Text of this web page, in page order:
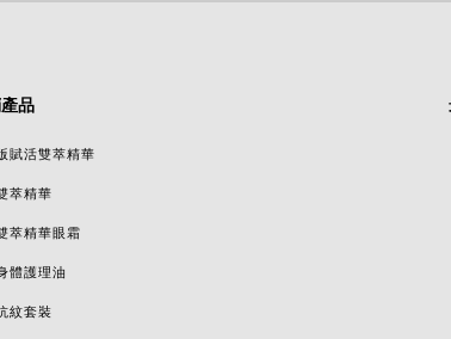
品
賦活雙萃精華
萃精華
萃精華眼霜
體護理油
紋套裝